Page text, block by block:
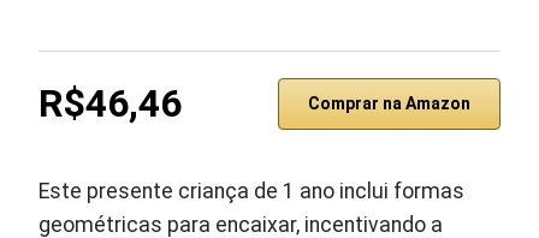
R$46,46 Comprar na Amazon
Este presente criança de 1 ano inclui formas
geométricas para encaixar, incentivando a